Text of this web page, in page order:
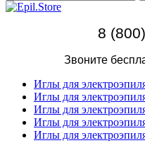
8
Звоните
Иглы для
Иглы для
Иглы для
Иглы для
Иглы для